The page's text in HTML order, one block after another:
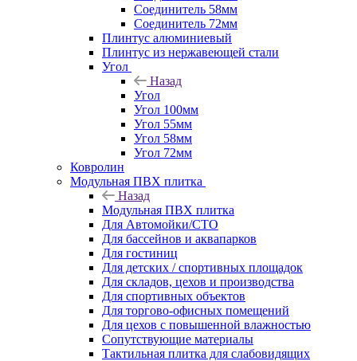
Соединитель 58мм
Соединитель 72мм
Плинтус алюминиевый
Плинтус из нержавеющей стали
Угол
Назад
Угол
Угол 100мм
Угол 55мм
Угол 58мм
Угол 72мм
Ковролин
Модульная ПВХ плитка
Назад
Модульная ПВХ плитка
Для Автомойки/СТО
Для бассейнов и аквапарков
Для гостиниц
Для детских / спортивных площадок
Для складов, цехов и производства
Для спортивных объектов
Для торгово-офисных помещений
Для цехов с повышенной влажностью
Сопутствующие материалы
Тактильная плитка для слабовидящих